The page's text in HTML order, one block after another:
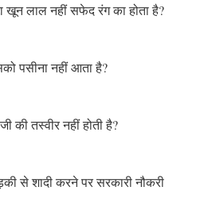
खून लाल नहीं सफेद रंग का होता है?
पसीना नहीं आता है?
की तस्वीर नहीं होती है?
से शादी करने पर सरकारी नौकरी